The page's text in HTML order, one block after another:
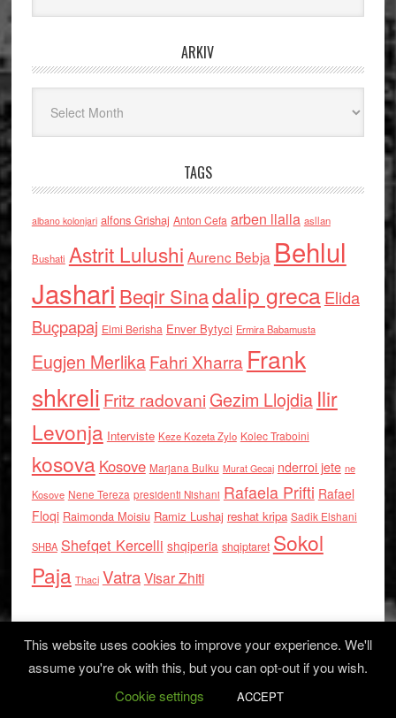
ARKIV
TAGS
albano kolonjari alfons Grishaj Anton Cefa arben llalla asllan
Bushati Astrit Lulushi Aurenc Bebja Behlul
Jashari Beqir Sinadalip grecaElida
Buçpapaj Elmi Berisha Enver Bytyci Ermira Babamusta
Eugjen MerlikaFahri Xharra Frank
shkreli Fritz radovaniGezim Llojdia Ilir
Levonja Interviste Keze Kozeta Zylo Kolec Traboini
kosova Kosove Marjana Bulku Murat Gecaj nderroi jete ne
Kosove Nene Tereza presidenti Nishani Rafaela Prifti Rafael
Floqi Raimonda Moisiu Ramiz Lushaj reshat kripa Sadik Elshani
SHBA Shefqet Kercelli shqiperia shqiptaret Sokol
Paja Thaci VatraVisar Zhiti
Log in
This website uses cookies to improve your experience. We'll
assume you're ok with this, but you can opt-out if you wish.
Cookie settings
ACCEPT